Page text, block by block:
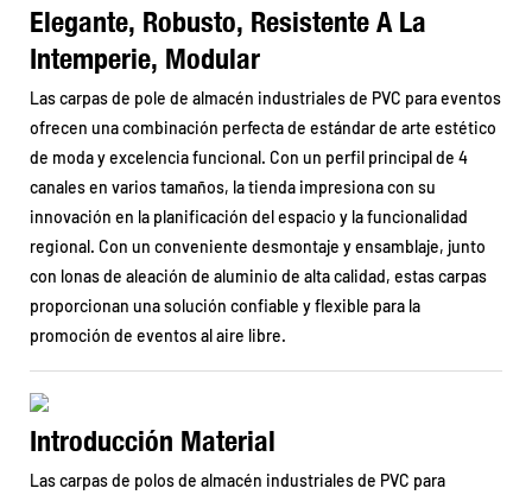
Elegante, Robusto, Resistente A La
Intemperie, Modular
Las carpas de pole de almacén industriales de PVC para eventos
ofrecen una combinación perfecta de estándar de arte estético
de moda y excelencia funcional. Con un perfil principal de 4
canales en varios tamaños, la tienda impresiona con su
innovación en la planificación del espacio y la funcionalidad
regional. Con un conveniente desmontaje y ensamblaje, junto
con lonas de aleación de aluminio de alta calidad, estas carpas
proporcionan una solución confiable y flexible para la
promoción de eventos al aire libre.
Introducción Material
Las carpas de polos de almacén industriales de PVC para